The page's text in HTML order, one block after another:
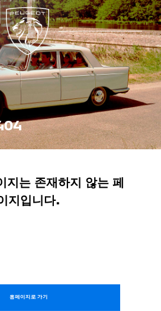
지는 존재하지 않는 페
지입니다.
홈페이지로 가기